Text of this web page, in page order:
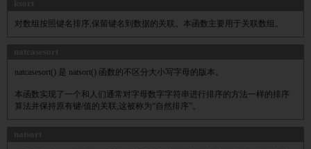
对数组按照键名排序,保留键名到数据的关联。本函数主要用于关联数组。
natcasesort() 是 natsort() 函数的不区分大小写字母的版本。
本函数实现了一个和人们通常对字母数字字符串进行排序的方法一样的排序
算法并保持原有键/值的关联,这被称为“自然排序”。